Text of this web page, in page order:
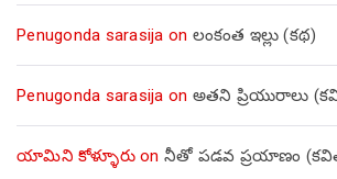
Penugonda sarasija on లంకంత ఇల్లు (కథ)
Penugonda sarasija on అతని ప్రియురాలు
యామిని కోళ్ళూరుon నీతో పడవ ప్రయాణం